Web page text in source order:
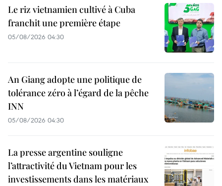
Le riz vietnamien cultivé à Cuba
franchit une première étape
05/08/2026 04:30
An Giang adopte une politique de
tolérance zéro à l’égard de la pêche
INN
05/08/2026 04:30
La presse argentine souligne
l’attractivité du Vietnam pour les
investissements dans les matériaux